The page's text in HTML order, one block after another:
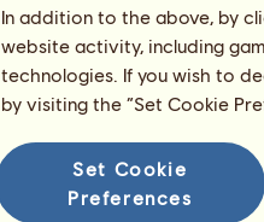
XCORPION
In addition to the above, by
website activity, including
technologies. If you wish to
by visiting the “Set Cookie
Set Cookie
Preferences